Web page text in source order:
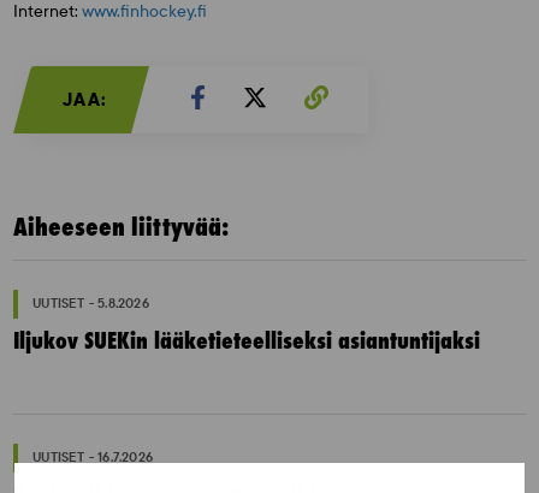
Internet:www.finhockey.fi
JAA:
Aiheeseen liittyvää:
UUTISET - 5.8.2026
Iljukov SUEKin lääketieteelliseksi asiantuntijaksi
UUTISET - 16.7.2026